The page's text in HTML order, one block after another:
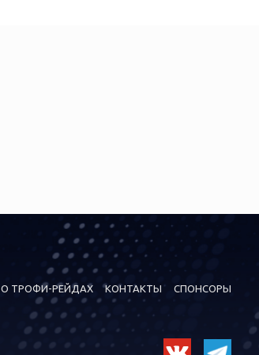
О ТРОФИ-РЕЙДАХ КОНТАКТЫ СПОНСОРЫ